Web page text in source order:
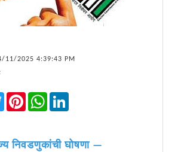
11/2025 4:39:43 PM
Twitter PinterestWhatsApp
निवडणुकांची घोषणा —